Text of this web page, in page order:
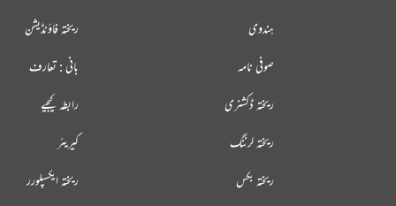
ریختہ فاؤنڈیشن
بانی : تعارف
رابطہ کیجیے
کیریئر
ریختہ ایکسپلورر
ہندوی
صوفی نامہ
ریختہ ڈکشنری
ریختہ لرننگ
ریختہ بکس